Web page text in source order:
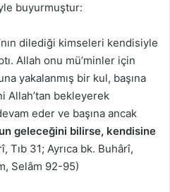
buyurmuştur:
dilediği kimseleri kendisiyle
Allah onu mü’minler için
yakalanmış bir kul, başına
Allah’tan bekleyerek
eder ve başına ancak
geleceğini bilirse, kendisine
Tıb 31; Ayrıca bk. Buhârî,
Selâm 92-95)